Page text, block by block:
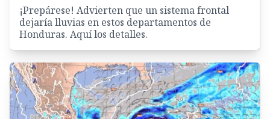
¡Prepárese! Advierten que un sistema frontal
dejaría lluvias en estos departamentos de
Honduras. Aquí los detalles.